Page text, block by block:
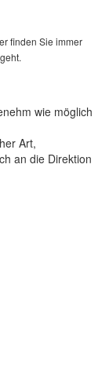
finden Sie immer
wie möglich
Art,
an die Direktion